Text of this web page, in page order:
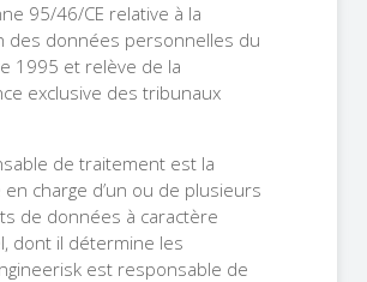
95/46/CE relative à la
des données personnelles du
1995 et relève de la
exclusive des tribunaux
de traitement est la
charge d’un ou de plusieurs
de données à caractère
dont il détermine les
est responsable de